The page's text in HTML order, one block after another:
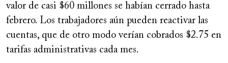
valor de casi $60 millones se habían cerrado hasta
febrero. Los trabajadores aún pueden reactivar las
cuentas, que de otro modo verían cobrados $2.75 en
tarifas administrativas cada mes.